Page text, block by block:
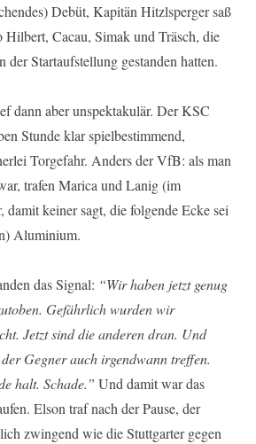
Debüt, Kapitän Hitzlsperger saß
Hilbert, Cacau, Simak und Träsch, die
der Startaufstellung gestanden hatten.
dann aber unspektakulär. Der KSC
Stunde klar spielbestimmend,
Torgefahr. Anders der VfB: als man
trafen Marica und Lanig (im
damit keiner sagt, die folgende Ecke sei
Aluminium.
das Signal: “Wir haben jetzt genug
Gefährlich wurden wir
Jetzt sind die anderen dran. Und
Gegner auch irgendwann treffen.
halt. Schade.” Und damit war das
Elson traf nach der Pause, der
zwingend wie die Stuttgarter gegen